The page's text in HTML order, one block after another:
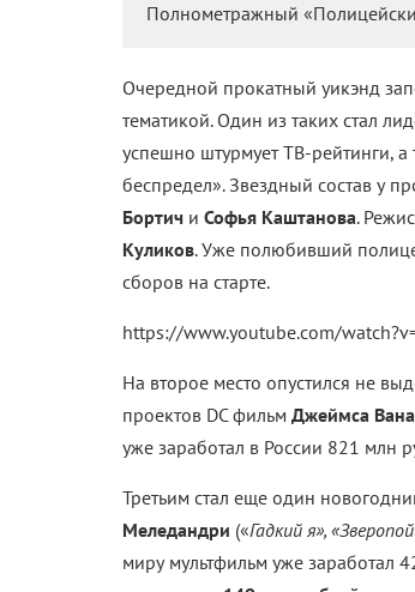
Полнометражный
Очередной прокатный уикэнд
тематикой. Один из таких стал
успешно штурмует ТВ-рейтинги,
беспредел». Звездный состав у
Бортич и Софья Каштанова.
Куликов. Уже полюбивший
сборов на старте.
https://www.youtube.com/
На второе место опустился не
проектов DC фильм Джеймса Вана
уже заработал в России 821 млн
Третьим стал еще один
Меледандри («Гадкий я»,
миру мультфильм уже заработал